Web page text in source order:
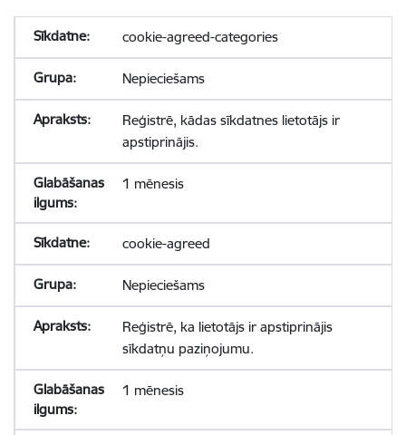
cookie-agreed-categories
Nepieciešams
Reģistrē, kādas sīkdatnes lietotājs ir
apstiprinājis.
1 mēnesis
cookie-agreed
Nepieciešams
Reģistrē, ka lietotājs ir apstiprinājis
sīkdatņu paziņojumu.
1 mēnesis